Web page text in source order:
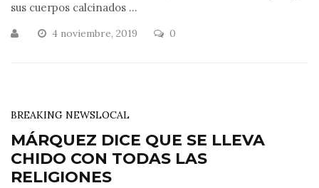
sus cuerpos calcinados ...
4 noviembre, 2019 0
BREAKING NEWSLOCAL
MÁRQUEZ DICE QUE SE LLEVA
CHIDO CON TODAS LAS
RELIGIONES